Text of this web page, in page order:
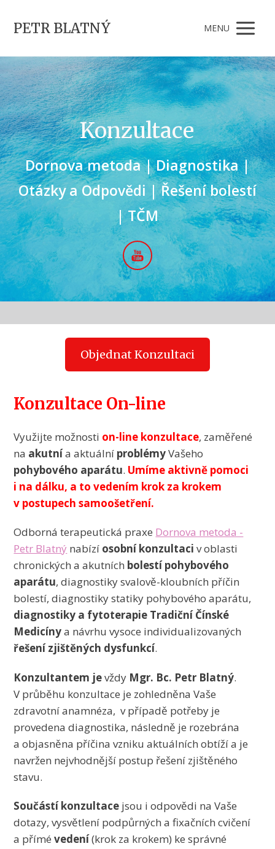
PETR BLATNÝ MENU
Konzultace
Dornova metoda | Diagnostika |
Otázky a Odpovědi | Řešení bolestí
| TČM
Objednat Konzultaci
Konzultace On-line
Využijte možnosti on-line konzultace, zaměřené
na akutnía aktuální problémyVašeho
pohybového aparátu. Umíme aktivně pomoci
i na dálku, a to vedením krok za krokem
v postupech samoošetření.
Odborná terapeutická praxe Dornova metoda -
Petr Blatný nabízí osobní konzultaci v oblasti
chronických a akutních bolestí pohybového
aparátu, diagnostiky svalově-kloubních příčin
bolestí, diagnostiky statiky pohybového aparátu,
diagnostiky a fytoterapie Tradiční Čínské
Medicínya návrhu vysoce individualizovaných
řešení zjištěných dysfunkcí.
Konzultantem jevždy Mgr. Bc. Petr Blatný.
V průběhu konzultace je zohledněna Vaše
zdravotní anamnéza, v případě potřeby je
provedena diagnostika, následně je rozebrána
a objasněna příčina vzniku aktuálních obtíží a je
navržen nejvhodnější postup řešení zjištěného
stavu.
Součástí konzultace jsou i odpovědi na Vaše
dotazy, vysvětlení podpůrných a fixačních cvičení
a přímévedení(krok za krokem) ke správné